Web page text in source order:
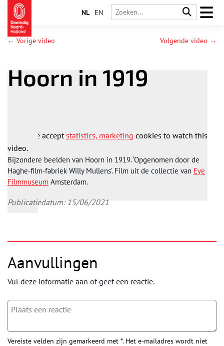
NL EN
← Vorige video Volgende video →
Hoorn in 1919
Please acceptstatistics, marketing cookies to watch this
video.
Bijzondere beelden van Hoorn in 1919. ‘Opgenomen door de
Haghe-film-fabriek Willy Mullens’. Film uit de collectie van Eye
Filmmuseum Amsterdam.
Publicatiedatum: 15/06/2021
Aanvullingen
Vul deze informatie aan of geef een reactie.
Vereiste velden zijn gemarkeerd met *. Het e-mailadres wordt niet